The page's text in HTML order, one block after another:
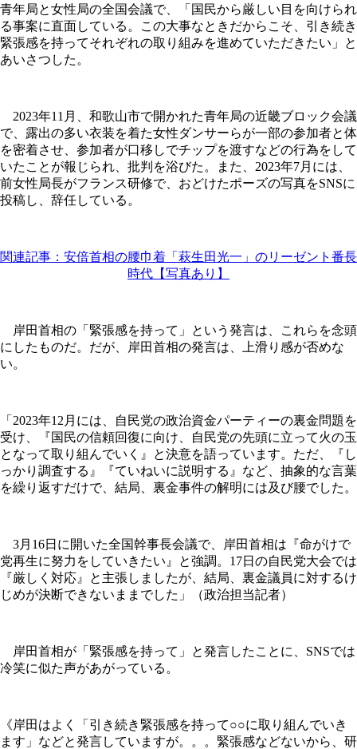
青年局と女性局の全国会議で、「国民から厳しい目を向けられ
る事案に直面している。この大事なときだからこそ、引き続き
緊張感を持ってそれぞれの取り組みを進めていただきたい」と
あいさつした。
2023年11月、和歌山市で開かれた青年局の近畿ブロック会議
で、露出の多い衣装を着た女性ダンサーらが一部の参加者と体
を密着させ、参加者が口移しでチップを渡すなどの行為をして
いたことが報じられ、批判を浴びた。また、2023年7月には、
前女性局長がフランス研修で、おどけたポーズの写真をSNSに
投稿し、辞任している。
関連記事：安倍首相の腰巾着「萩生田光一」のリーゼント番長
時代【写真あり】
岸田首相の「緊張感を持って」という発言は、これらを念頭
にしたものだ。だが、岸田首相の発言は、上滑り感が否めな
い。
「2023年12月には、自民党の政治資金パーティーの裏金問題を
受け、『国民の信頼回復に向け、自民党の先頭に立って火の玉
となって取り組んでいく』と決意を語っています。ただ、『し
っかり調査する』『ていねいに説明する』など、抽象的な言葉
を繰り返すだけで、結局、裏金事件の解明には及び腰でした。
3月16日に開いた全国幹事長会議で、岸田首相は『命がけで
党再生に努力をしていきたい』と強調。17日の自民党大会では
『厳しく対応』と主張しましたが、結局、裏金議員に対するけ
じめが決断できないままでした」（政治担当記者）
岸田首相が「緊張感を持って」と発言したことに、SNSでは
冷笑に似た声があがっている。
《岸田はよく「引き続き緊張感を持って○○に取り組んでいき
ます」などと発言していますが。。。緊張感などないから、研